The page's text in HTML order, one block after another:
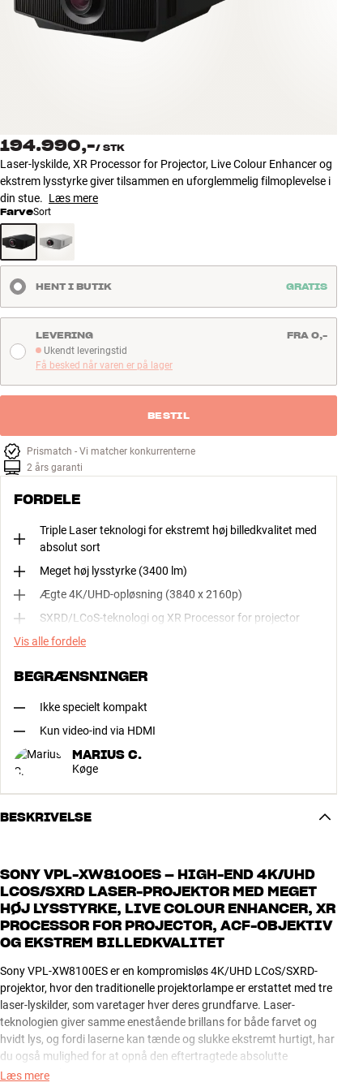
Tilbehør
NYHEDER
TILBUD
Kundeservice
Log ind
Byg med Lyd
194.990,-/ STK
Laser-lyskilde, XR Processor for Projector, Live Colour Enhancer og
ekstrem lysstyrke giver tilsammen en uforglemmelig filmoplevelse i
din stue. Læs mere
FarveSort
HENT I BUTIK GRATIS
Ukendt leveringstid
Ukendt leveringstid
Få besked når varen er på lager
LEVERING FRA 0,-
BESTIL
Prismatch - Vi matcher konkurrenterne
2 års garanti
FORDELE
Triple Laser teknologi for ekstremt høj billedkvalitet med
absolut sort
Meget høj lysstyrke (3400 lm)
Ægte 4K/UHD-opløsning (3840 x 2160p)
SXRD/LCoS-teknologi og XR Processor for projector
Vis alle fordele
BEGRÆNSNINGER
Ikke specielt kompakt
Kun video-ind via HDMI
MARIUS C.
Køge
BESKRIVELSE
SONY VPL-XW8100ES – HIGH-END 4K/UHD
LCOS/SXRD LASER-PROJEKTOR MED MEGET
HØJ LYSSTYRKE, LIVE COLOUR ENHANCER, XR
PROCESSOR FOR PROJECTOR, ACF-OBJEKTIV
OG EKSTREM BILLEDKVALITET
Sony VPL-XW8100ES er en kompromisløs 4K/UHD LCoS/SXRD-
projektor, hvor den traditionelle projektorlampe er erstattet med tre
laser-lyskilder, som varetager hver deres grundfarve. Laser-
teknologien giver samme enestående brillans for både farvet og
hvidt lys, og fordi laserne kan tænde og slukke ekstremt hurtigt, har
du også mulighed for at opnå den eftertragtede absolutte
sortgengivelse.
Læs mere